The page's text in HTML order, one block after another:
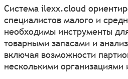
Система ilexx.cloud
специалистов малого и
необходимы инструменты
товарными запасами и
включая возможности
несколькими организациями